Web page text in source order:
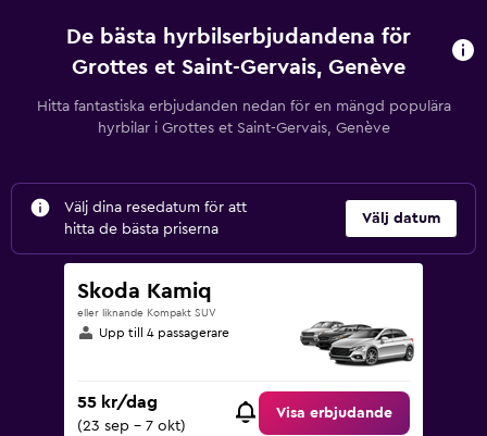
De bästa hyrbilserbjudandena för
Grottes et Saint-Gervais, Genève
Hitta fantastiska erbjudanden nedan för en mängd populära
hyrbilar i Grottes et Saint-Gervais, Genève
Välj dina resedatum för att
hitta de bästa priserna
Välj datum
Skoda Kamiq
eller liknande Kompakt SUV
Upp till 4 passagerare
55 kr/dag
(23 sep - 7 okt)
Visa erbjudande